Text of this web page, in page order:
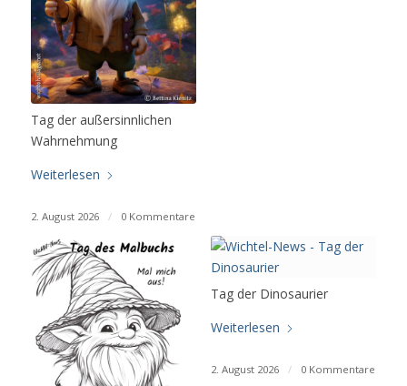
Tag der außersinnlichen
Wahrnehmung
Weiterlesen
2. August 2026 / 0 Kommentare
Tag der Dinosaurier
Weiterlesen
2. August 2026 / 0 Kommentare